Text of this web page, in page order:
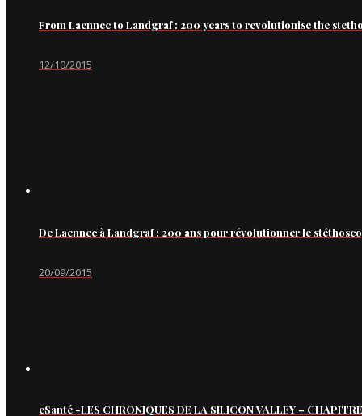
From Laennec to Landgraf : 200 years to revolutionise the
12/10/2015
De Laennec à Landgraf : 200 ans pour révolutionner le
20/09/2015
eSanté -LES CHRONIQUES DE LA SILICON VALLEY –